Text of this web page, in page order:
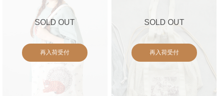
SOLD OUT
再入荷受付
SOLD OUT
再入荷受付